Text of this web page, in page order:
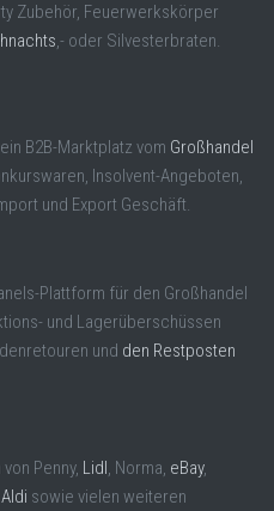
Zubehör, Feuerwerkskörper
,- oder Silvesterbraten.
B2B-Marktplatz vom Großhandel
Insolvent-Angeboten,
und Export Geschäft.
Plattform für den Großhandel
und Lagerüberschüssen
und den Restposten
von Penny, Lidl , Norma, eBay,
Aldi sowie vielen weiteren